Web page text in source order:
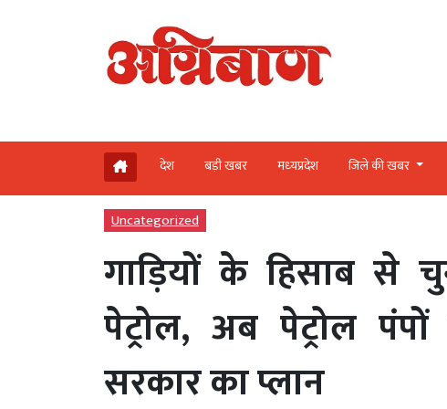
देश बड़ी खबर मध्‍यप्रदेश जिले की खबर
Uncategorized
गाड़ियों के हिसाब से
पेट्रोल, अब पेट्रोल
सरकार का प्लान